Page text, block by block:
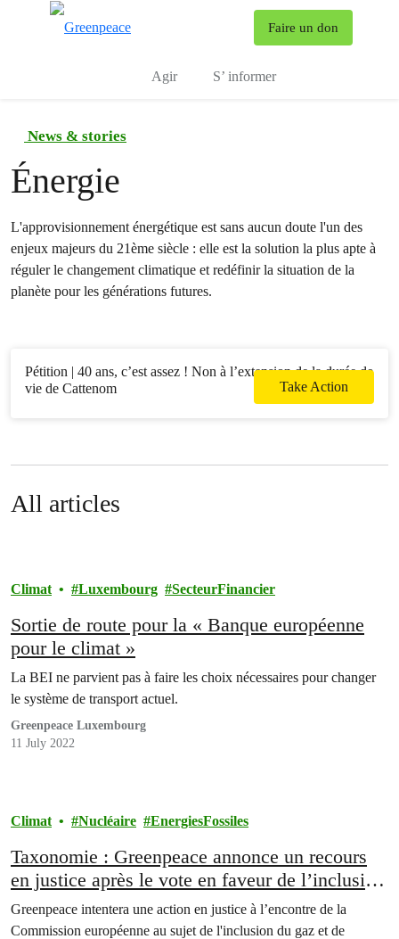
Faire un don
Agir S’ informer
News & stories
Énergie
L'approvisionnement énergétique est sans aucun doute l'un des
enjeux majeurs du 21ème siècle : elle est la solution la plus apte à
réguler le changement climatique et redéfinir la situation de la
planète pour les générations futures.
Pétition | 40 ans, c’est assez ! Non à l’extension de la durée de
vie de Cattenom
Take Action
All articles
Climat Luxembourg SecteurFinancier
Sortie de route pour la « Banque européenne
pour le climat »
La BEI ne parvient pas à faire les choix nécessaires pour changer
le système de transport actuel.
Greenpeace Luxembourg
11 July 2022
Climat Nucléaire EnergiesFossiles
Taxonomie : Greenpeace annonce un recours
en justice après le vote en faveur de l’inclusion
du gaz et du nucléaire des membres du
Parlement européen
Greenpeace intentera une action en justice à l’encontre de la
Commission européenne au sujet de l'inclusion du gaz et de